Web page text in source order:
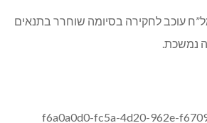
עוכב לחקירה בסיומה שוחרר בתנאים
נמשכת.